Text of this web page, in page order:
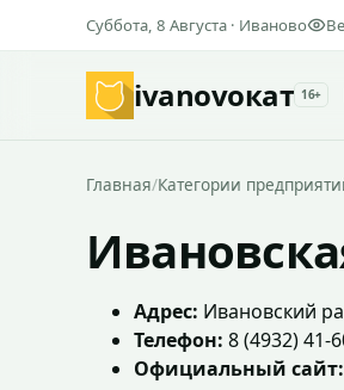
Суббота, 8 Августа · Иваново
ivanovoкат 16+
Главная/Категории
Адрес: Ивановский
Телефон: 8 (4932) 41-
Официальный сайт: